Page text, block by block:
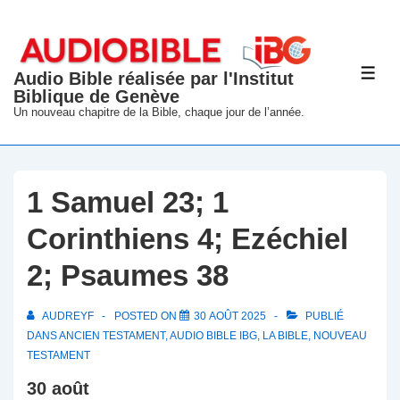
passer
contenu
principal
Audio Bible réalisée par l'Institut
Biblique de Genève
Un nouveau chapitre de la Bible, chaque jour de l’année.
1 Samuel 23; 1
Corinthiens 4; Ezéchiel
2; Psaumes 38
AUDREYF POSTED ON 30 AOÛT 2025
PUBLIÉ
DANSANCIEN TESTAMENT,AUDIO BIBLE IBG, LA BIBLE, NOUVEAU
TESTAMENT
30 août